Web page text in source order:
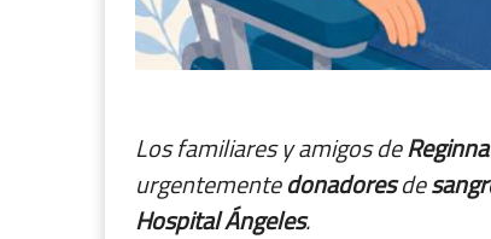
Los familiares y amigos deReginna
urgentementedonadoresde
Hospital Ángeles.